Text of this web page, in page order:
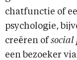
chatfunctie of
psychologie,
creëren of social
een bezoeker